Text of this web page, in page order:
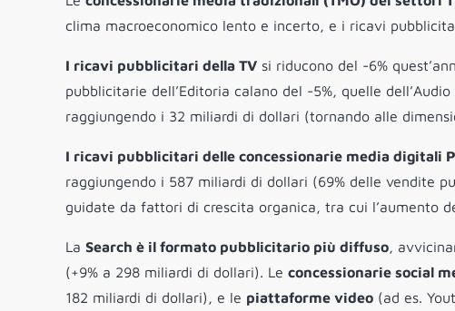
clima macroeconomico lento e incerto, e i ricavi
I ricavi pubblicitari della TV si riducono del -6%
pubblicitarie dell’Editoria calano del -5%, quelle
raggiungendo i 32 miliardi di dollari (tornando alle
I ricavi pubblicitari delle concessionarie media digitali
raggiungendo i 587 miliardi di dollari (69% delle vendite
guidate da fattori di crescita organica, tra cui l’aumento
La Search è il formato pubblicitario più diffuso,
(+9% a 298 miliardi di dollari). Le concessionarie social
182 miliardi di dollari), e le piattaforme video (ad es.